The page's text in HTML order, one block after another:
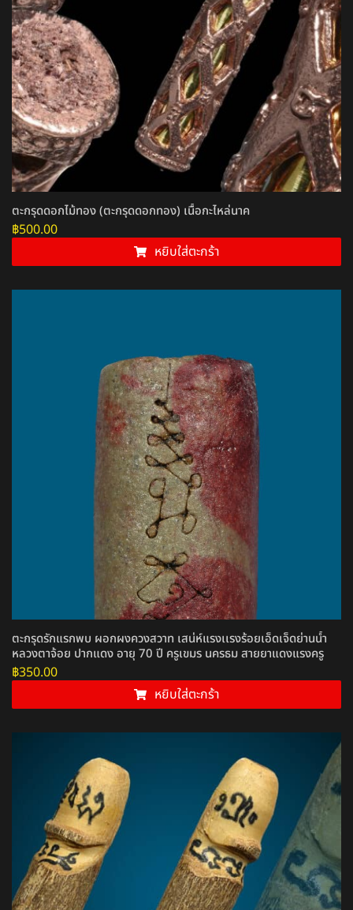
ตะกรุดดอกไม้ทอง (ตะกรุดดอกทอง) เนื้อกะไหล่นาค
฿500.00
หยิบใส่ตะกร้า
ตะกรุดรักแรกพบ ผอกผงควงสวาท เสน่ห์แรงเเรงร้อยเอ็ดเจ็ดย่านน้ำ
หลวงตาจ้อย ปากแดง อายุ 70 ปี ครูเขมร นครธม สายยาแดงแรงครู
฿350.00
หยิบใส่ตะกร้า